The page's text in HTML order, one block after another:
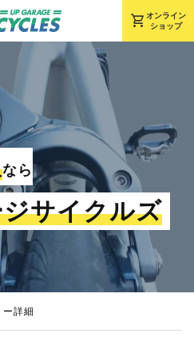
shopping_cart オンライン
ショップ
なら
サイクルズ
詳細